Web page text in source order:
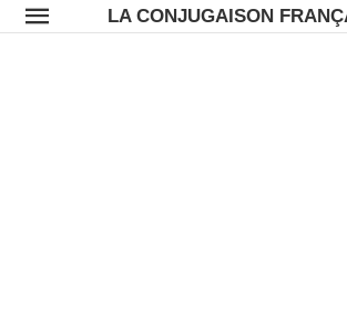
LA CONJUGAISON